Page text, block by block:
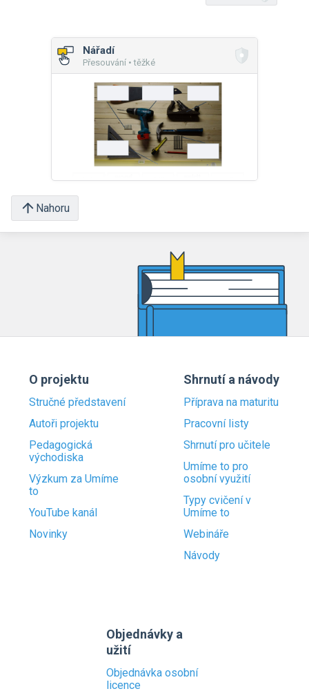
Nářadí
Přesouvání • těžké
Nahoru
O projektu
Stručné představení
Autoři projektu
Pedagogická
východiska
Výzkum za Umíme
to
YouTube kanál
Novinky
Shrnutí a návody
Příprava na maturitu
Pracovní listy
Shrnutí pro učitele
Umíme to pro
osobní využití
Typy cvičení v
Umíme to
Webináře
Návody
Objednávky a
užití
Objednávka osobní
licence